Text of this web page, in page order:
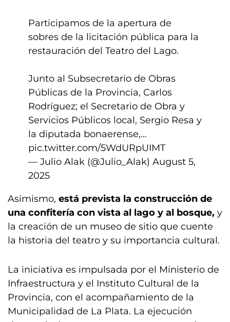
Participamos de la apertura de
sobres de la licitación pública para la
restauración del Teatro del Lago.
Junto al Subsecretario de Obras
Públicas de la Provincia, Carlos
Rodríguez; el Secretario de Obra y
Servicios Públicos local, Sergio Resa y
la diputada bonaerense,…
pic.twitter.com/5WdURpUIMT
— Julio Alak (@Julio_Alak) August 5,
2025
Asimismo, está prevista la construcción de
una confitería con vista al lago y al bosque, y
la creación de un museo de sitio que cuente
la historia del teatro y su importancia cultural.
La iniciativa es impulsada por el Ministerio de
Infraestructura y el Instituto Cultural de la
Provincia, con el acompañamiento de la
Municipalidad de La Plata. La ejecución